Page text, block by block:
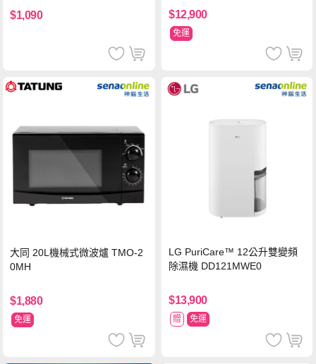
$1,090 $12,900
免運
大同 20L機械式微波爐 TMO-2
0MH
$1,880
免運
LG PuriCare™ 12公升雙變頻
除濕機 DD121MWE0
$13,900
贈 免運